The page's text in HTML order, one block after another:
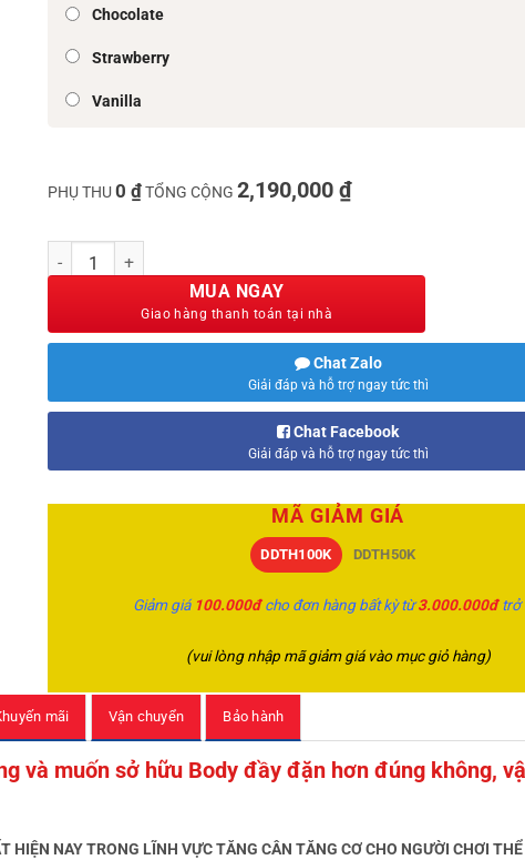
Chocolate
Strawberry
Vanilla
PHỤ THU 0 ₫ TỔNG CỘNG 2,190,000 ₫
Labrada Muscle Mass Gainer 12lbs số lượng
MUA NGAY
Chat Zalo
Giải đáp và hỗ trợ ngay tức thì
Chat Facebook
Giải đáp và hỗ trợ ngay tức thì
MÃ GIẢM GIÁ
DDTH100K DDTH50K
Giảm giá 100.000đcho đơn hàng bất kỳ từ3.000.000đ trở
(vui lòng nhập mã giảm giá vào mục giỏ hàng)
mãi Vận chuyển Bảo hành
và muốn sở hữu Body đầy đặn hơn đúng không,
NAY TRONG LĨNH VỰC TĂNG CÂN TĂNG CƠ CHO NGƯỜI CHƠI